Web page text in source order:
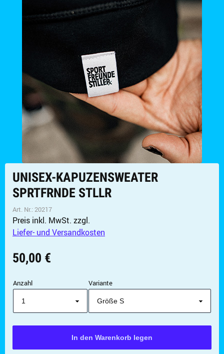
UNISEX-KAPUZENSWEATER
SPRTFRNDE STLLR
Art. Nr.:20217
Preis inkl. MwSt. zzgl.
Liefer- und Versandkosten
50,00 €
Anzahl Variante
Dein Warenkorb ist für